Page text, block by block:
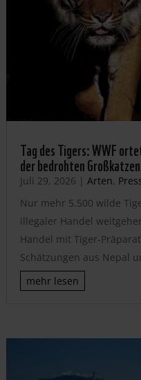
Tag des Tigers: WWF
der bedrohten Großkatzen
Juli 29, 2026 | Arten,
Nur mehr 5.500 wilde
illegaler Handel
Handel mit Tiger-
Schätzungen aus Nepal
mehr lesen